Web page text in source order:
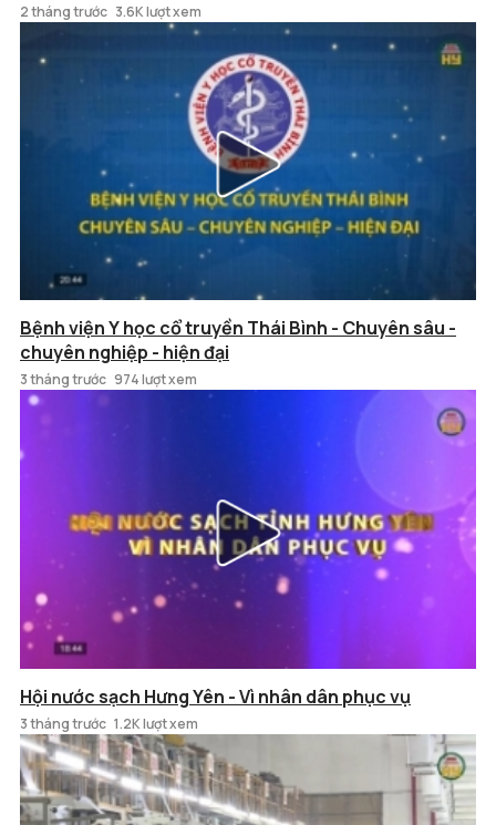
2 tháng trước 3.6K lượt xem
Bệnh viện Y học cổ truyền Thái Bình - Chuyên sâu -
chuyên nghiệp - hiện đại
3 tháng trước 974 lượt xem
Hội nước sạch Hưng Yên - Vì nhân dân phục vụ
3 tháng trước 1.2K lượt xem